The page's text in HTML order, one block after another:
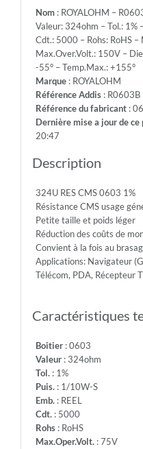
5000
-
Rohs:
RoHS
-
75V
-55°
-
+155°
Nom: ROYALOHM –
Valeur: 324ohm – Tol.: 1%
Cdt.: 5000 – Rohs: RoHS
Max.Over.Volt.: 150V –
-55° – Temp.Max.: +155°
Marque: ROYALOHM
Référence Addis: R0603B
Référence du fabricant:
Dernière mise a jour de ce
20:47
Description
324U RES CMS 0603 1%
Résistance CMS usage
Petite taille et poids léger
Réduction des coûts de
Convient à la fois au
Applications: Navigateur
Télécom, PDA, Récepteur
Caractéristiques
Boitier: 0603
Valeur: 324ohm
Tol.: 1%
Puis.: 1/10W-S
Emb.: REEL
Cdt.: 5000
Rohs: RoHS
Max.Oper.Volt.: 75V